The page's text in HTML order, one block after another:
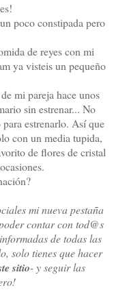
poco constipada pero
de reyes con mi
ya visteis un pequeño
mi pareja hace unos
sin estrenar... No
estrenarlo. Así que
con un media tupida,
de flores de cristal
mi nueva pestaña
contar con tod@s
de todas las
solo tienes que hacer
sitio- y seguir las